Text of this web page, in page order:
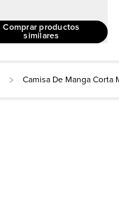
Comprar productos
similares
Camisa De Manga Corta